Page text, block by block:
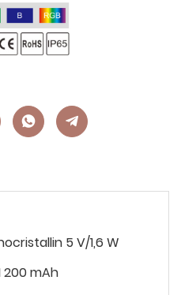
5 V/1,6 W
200 mAh